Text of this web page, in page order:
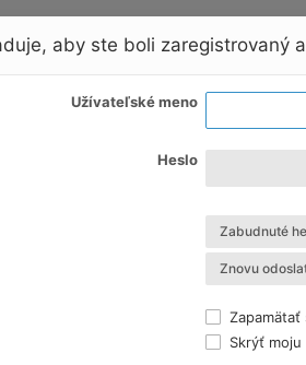
aby ste boli zaregistrovaný
Užívateľské meno
Heslo
Zabudnuté
Znovu
Zapamätať
Skrýť